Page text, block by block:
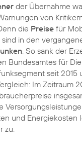
der Übernahme
von
die Preise für
in den
. So sank der
Bundesamtes für
seit 2015
Im Zeitraum
und Energiekosten
zu.